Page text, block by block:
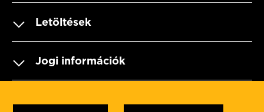
Letöltések
Jogi információk